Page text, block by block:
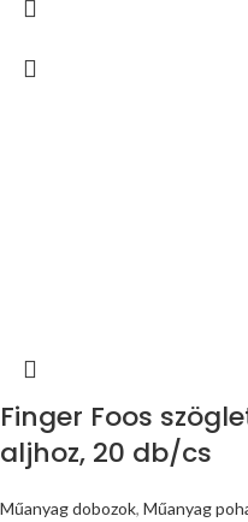
Finger Foos
aljhoz, 20 db/cs
Műanyag dobozok, Műanyag